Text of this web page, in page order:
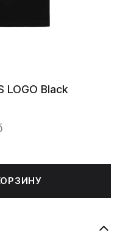
LOGO Black